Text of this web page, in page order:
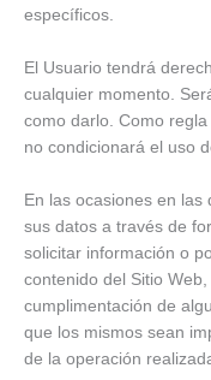
específicos.
El Usuario tendrá
cualquier momento.
como darlo. Como
no condicionará el uso
En las ocasiones en
sus datos a través de
solicitar información o
contenido del Sitio
cumplimentación de
que los mismos sean
de la operación